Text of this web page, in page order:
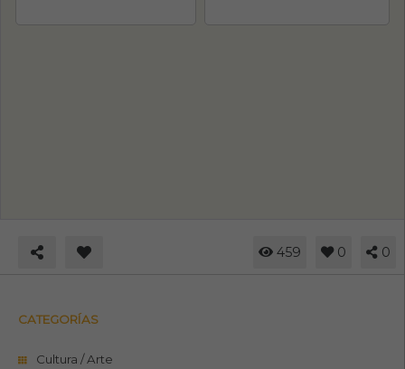
459 0 0
CATEGORÍAS
Cultura / Arte